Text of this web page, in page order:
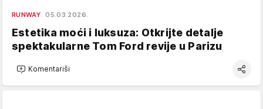
RUNWAY 05.03.2026.
Estetika moći i luksuza: Otkrijte detalje
spektakularne Tom Ford revije u Parizu
Komentariši